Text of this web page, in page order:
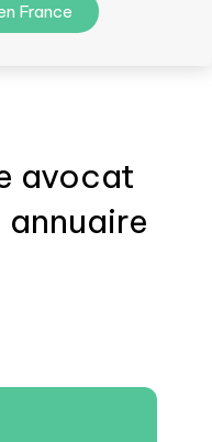
France
avocat